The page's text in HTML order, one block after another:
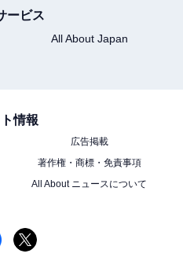
でのランキング結果を見る
ービス
All About Japan
情報
広告掲載
著作権・商標・免責事項
All About ニュースについて